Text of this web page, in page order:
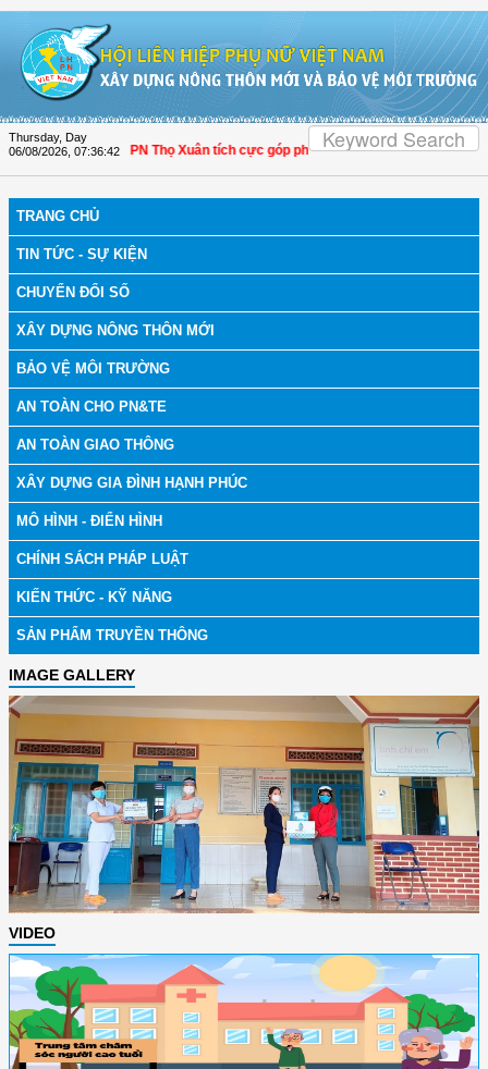
Thursday, Day
06/08/2026 07:36:43
Hóa: Hội LHPN Thọ Xuân tích cực góp phần nâng cao tỷ lệ người dân tham
TRANG CHỦ
TIN TỨC - SỰ KIỆN
CHUYỂN ĐỔI SỐ
XÂY DỰNG NÔNG THÔN MỚI
BẢO VỆ MÔI TRƯỜNG
AN TOÀN CHO PN&TE
AN TOÀN GIAO THÔNG
XÂY DỰNG GIA ĐÌNH HẠNH PHÚC
MÔ HÌNH - ĐIỂN HÌNH
CHÍNH SÁCH PHÁP LUẬT
KIẾN THỨC - KỸ NĂNG
SẢN PHẨM TRUYỀN THÔNG
IMAGE GALLERY
VIDEO